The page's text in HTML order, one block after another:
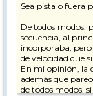
Sea pista o fuera
De todos modos,
secuencia, al
incorporaba,
de velocidad que
En mi opinión, la
además que
de todos modos,